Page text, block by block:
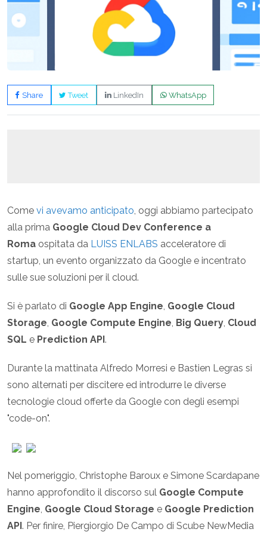
Share Tweet LinkedIn WhatsApp
Come vi avevamo anticipato, oggi abbiamo partecipato
alla prima Google Cloud Dev Conference a
Roma ospitata da LUISS ENLABS acceleratore di
startup, un evento organizzato da Google e incentrato
sulle sue soluzioni per il cloud.
Si è parlato di Google App Engine, Google Cloud
Storage, Google Compute Engine, Big Query, Cloud
SQL e Prediction API .
Durante la mattinata Alfredo Morresi e Bastien Legras si
sono alternati per discitere ed introdurre le diverse
tecnologie cloud offerte da Google con degli esempi
"code-on".
Nel pomeriggio, Christophe Baroux e Simone Scardapane
hanno approfondito il discorso sul Google Compute
Engine, Google Cloud Storage e Google Prediction
API . Per finire, Piergiorgio De Campo di Scube NewMedia